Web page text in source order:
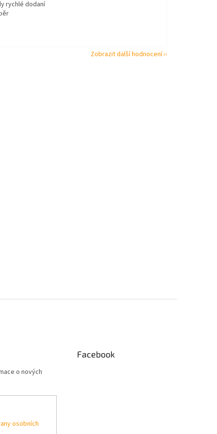
rychlé dodaní
Zobrazit další hodnocení
o nových
osobních
Facebook